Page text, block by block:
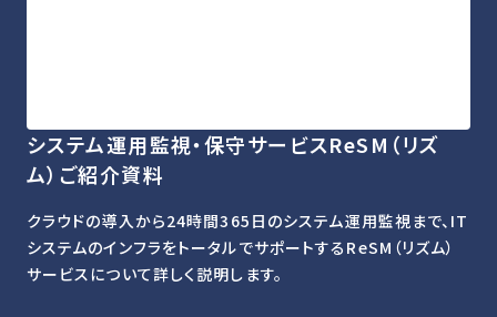
システム運用監視・保守サービスReSM（リズ
ム）ご紹介資料
クラウドの導入から24時間365日のシステム運用監視まで、IT
システムのインフラをトータルでサポートするReSM（リズム）
サービスについて詳しく説明します。